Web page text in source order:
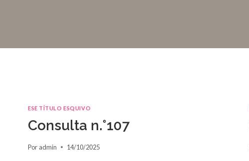
ESE TÍTULO ESQUIVO
Consulta n.°107
Por admin 14/10/2025